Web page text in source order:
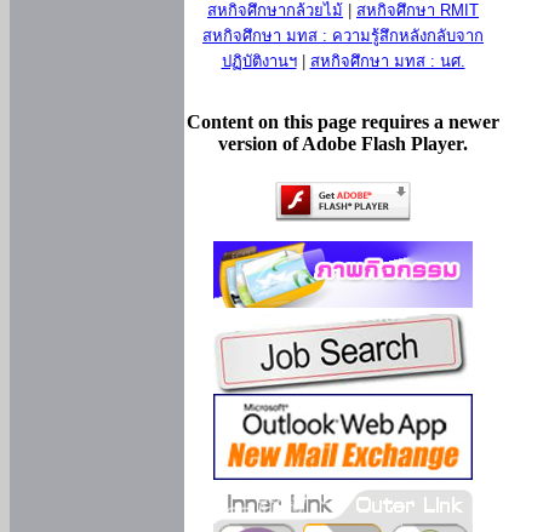
สหกิจศึกษากล้วยไม้
สหกิจศึกษา RMIT
สหกิจศึกษา มทส : ความรู้สึกหลังกลับจาก
ปฏิบัติงานฯ| สหกิจศึกษา มทส : นศ.
Content on this page requires a newer
version of Adobe Flash Player.